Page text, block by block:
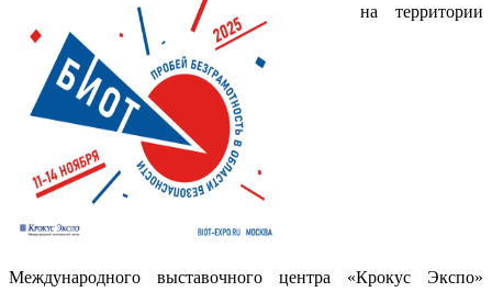
на территории
Международного выставочного центра «Крокус Экспо»